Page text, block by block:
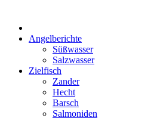
Angelberichte
Süßwasser
Salzwasser
Zielfisch
Zander
Hecht
Barsch
Salmoniden